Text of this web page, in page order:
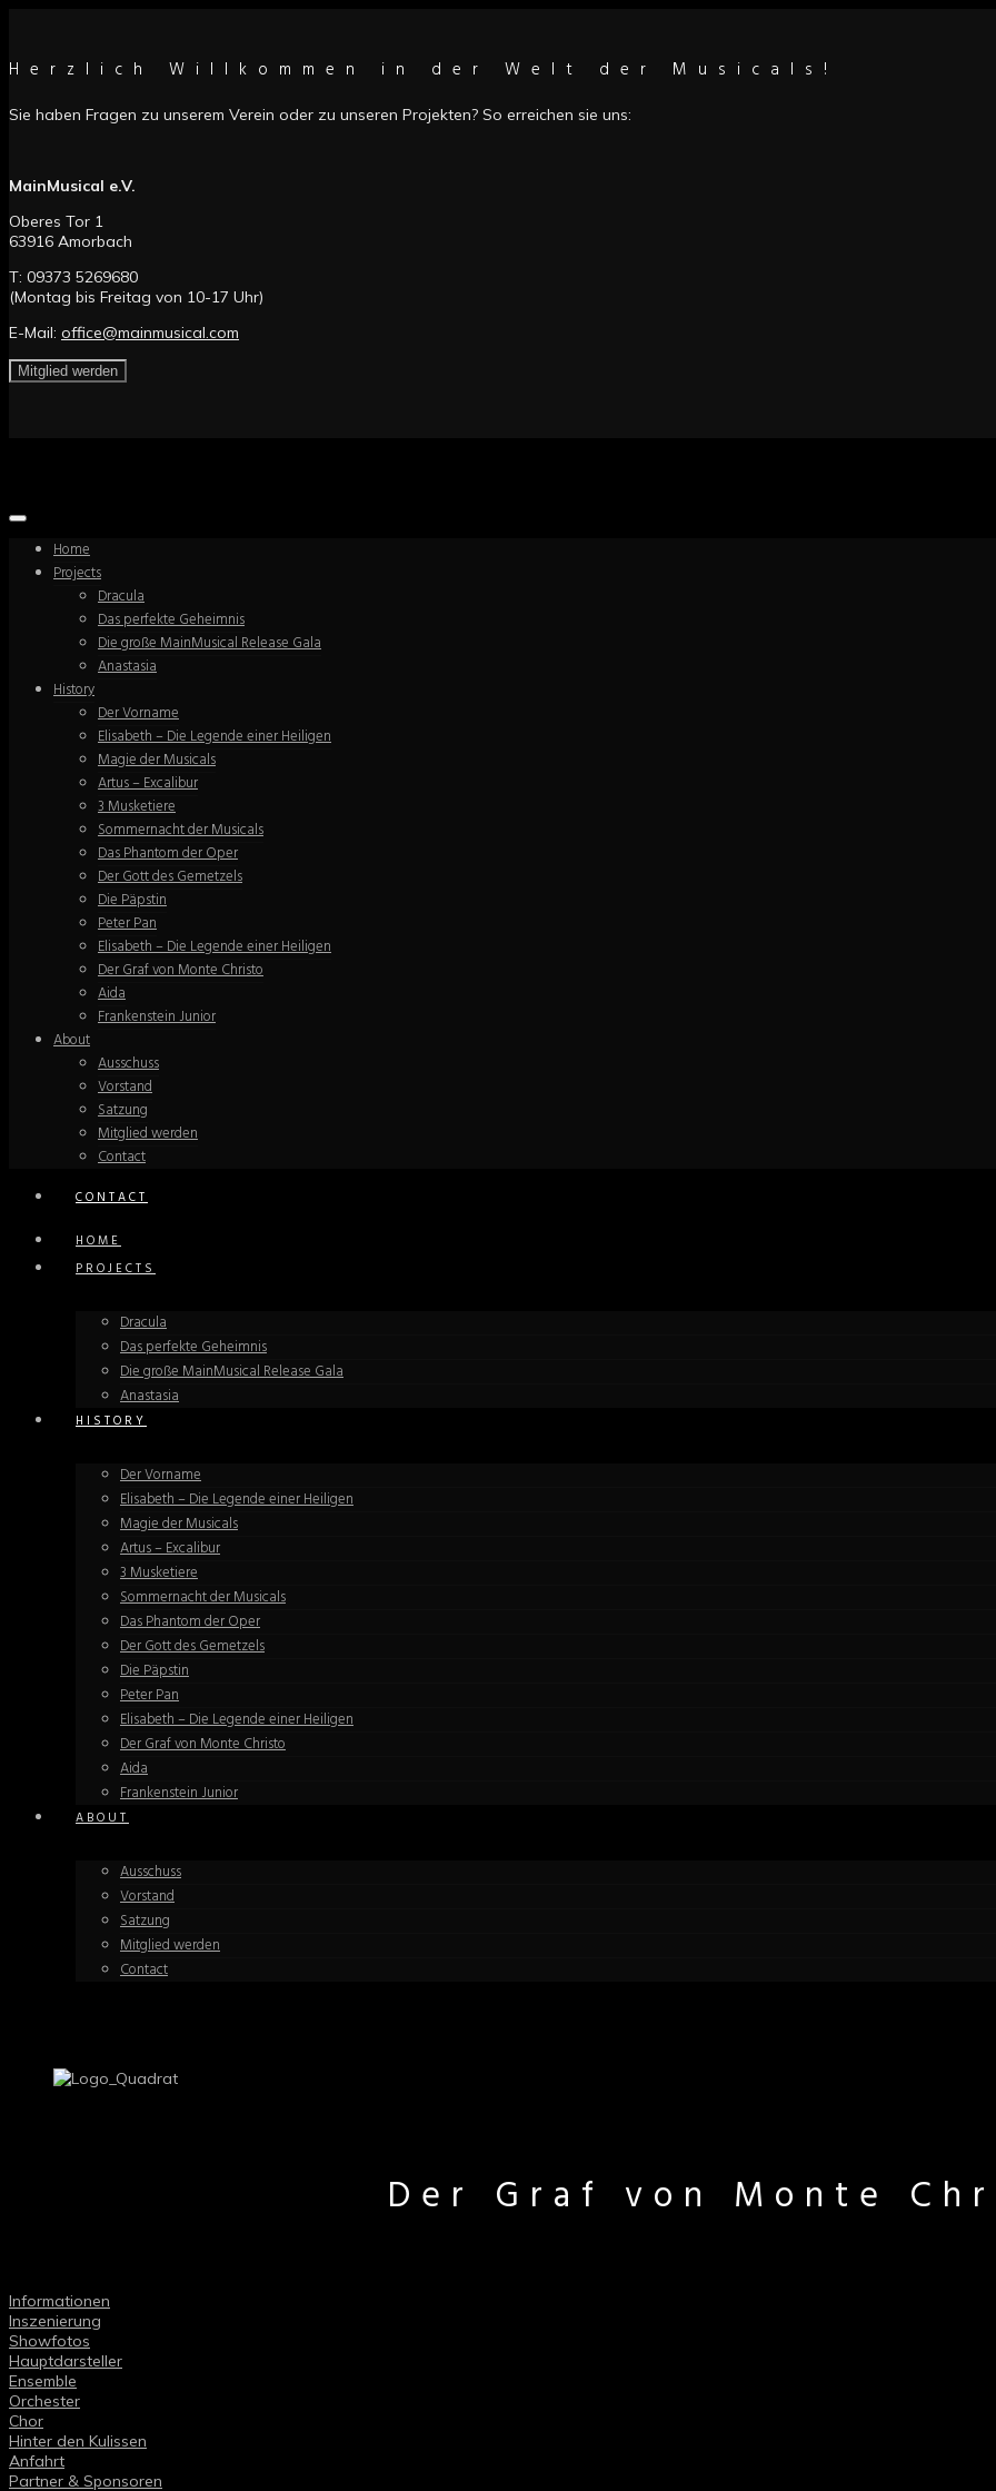
Herzlich Willkommen in der Welt der Musicals!
Sie haben Fragen zu unserem Verein oder zu unseren Projekten? So erreichen sie uns:
MainMusical e.V.
Oberes Tor 1
63916 Amorbach
T: 09373 5269680
(Montag bis Freitag von 10-17 Uhr)
E-Mail: office@mainmusical.com
Mitglied werden
Home
Projects
Dracula
Das perfekte Geheimnis
Die große MainMusical Release Gala
Anastasia
History
Der Vorname
Elisabeth – Die Legende einer Heiligen
Magie der Musicals
Artus – Excalibur
3 Musketiere
Sommernacht der Musicals
Das Phantom der Oper
Der Gott des Gemetzels
Die Päpstin
Peter Pan
Elisabeth – Die Legende einer Heiligen
Der Graf von Monte Christo
Aida
Frankenstein Junior
About
Ausschuss
Vorstand
Satzung
Mitglied werden
Contact
CONTACT
HOME
PROJECTS
Dracula
Das perfekte Geheimnis
Die große MainMusical Release Gala
Anastasia
HISTORY
Der Vorname
Elisabeth – Die Legende einer Heiligen
Magie der Musicals
Artus – Excalibur
3 Musketiere
Sommernacht der Musicals
Das Phantom der Oper
Der Gott des Gemetzels
Die Päpstin
Peter Pan
Elisabeth – Die Legende einer Heiligen
Der Graf von Monte Christo
Aida
Frankenstein Junior
ABOUT
Ausschuss
Vorstand
Satzung
Mitglied werden
Contact
Der Graf von Monte
Informationen
Inszenierung
Showfotos
Hauptdarsteller
Ensemble
Orchester
Chor
Hinter den Kulissen
Anfahrt
Partner & Sponsoren